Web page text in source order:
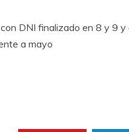
DNI finalizado en 8 y 9
a mayo